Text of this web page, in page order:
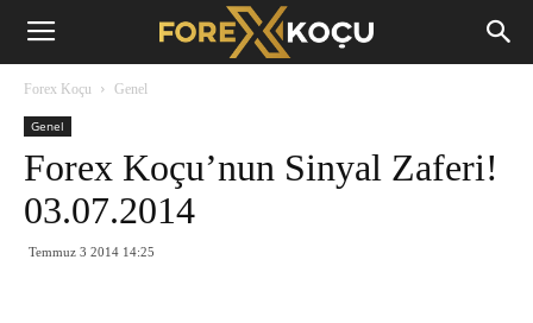
Forex
Forex Koçu Genel
Genel
Forex Koçu’nun Sinyal Zaferi!
03.07.2014
Temmuz 3 2014 14:25